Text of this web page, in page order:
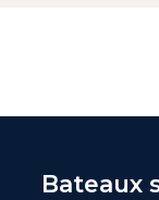
Bateaux